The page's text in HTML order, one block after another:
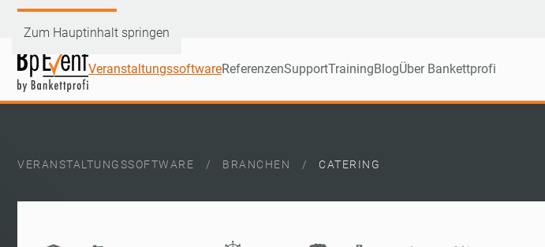
Zum Hauptinhalt springen
VeranstaltungssoftwareReferenzenSupportTrainingBlogÜber Bankettprofi
VERANSTALTUNGSSOFTWARE BRANCHEN CATERING